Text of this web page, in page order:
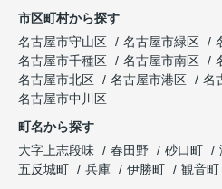
市区町村から探す
名古屋市守山区
名古屋市緑区
名古屋市千種区
名古屋市南区
名古屋市北区
名古屋市港区
名
名古屋市中川区
町名から探す
大字上志段味
春田野 砂口町
五反城町
兵庫 伊勝町
観音町